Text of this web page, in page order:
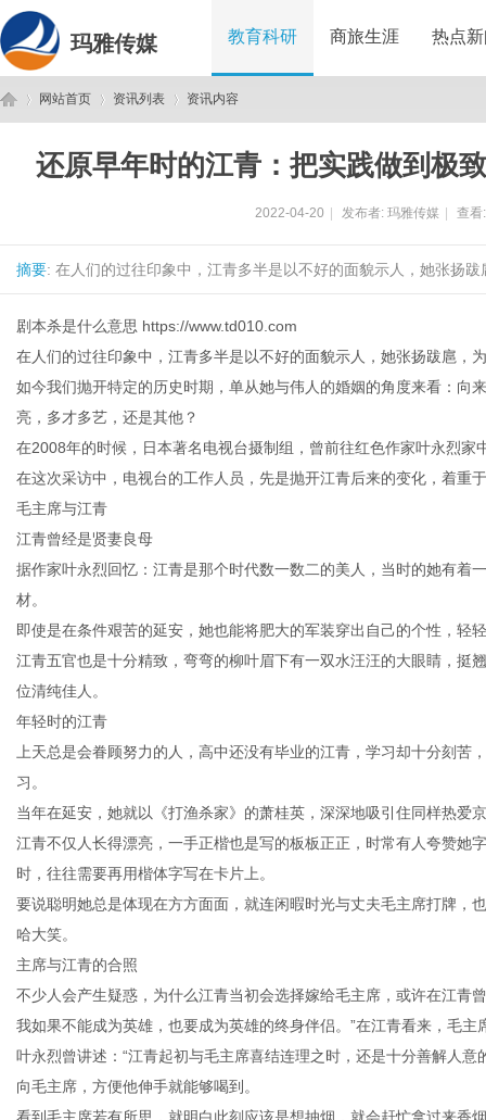
玛雅传媒 教育科研 商旅生涯 热点
网站首页 资讯列表 资讯内容
还原早年时的江青：把实践做到极
2022-04-20 发布者: 玛雅传媒 查
摘要: 在人们的过往印象中，江青多半是以不好的面貌示人，她张扬
剧本杀是什么意思 https://www.td010.com
在人们的过往印象中，江青多半是以不好的面貌示人，她张扬跋扈，
如今我们抛开特定的历史时期，单从她与伟人的婚姻的角度来看：向
亮，多才多艺，还是其他？
在2008年的时候，日本著名电视台摄制组，曾前往红色作家叶永烈
在这次采访中，电视台的工作人员，先是抛开江青后来的变化，着
毛主席与江青
江青曾经是贤妻良母
据作家叶永烈回忆：江青是那个时代数一数二的美人，当时的她有着
材。
即使是在条件艰苦的延安，她也能将肥大的军装穿出自己的个性，轻
江青五官也是十分精致，弯弯的柳叶眉下有一双水汪汪的大眼睛，挺
位清纯佳人。
年轻时的江青
上天总是会眷顾努力的人，高中还没有毕业的江青，学习却十分刻
习。
当年在延安，她就以《打渔杀家》的萧桂英，深深地吸引住同样热爱
江青不仅人长得漂亮，一手正楷也是写的板板正正，时常有人夸赞她
时，往往需要再用楷体字写在卡片上。
要说聪明她总是体现在方方面面，就连闲暇时光与丈夫毛主席打牌，
哈大笑。
主席与江青的合照
不少人会产生疑惑，为什么江青当初会选择嫁给毛主席，或许在江青
我如果不能成为英雄，也要成为英雄的终身伴侣。”在江青看来，毛主
叶永烈曾讲述：“江青起初与毛主席喜结连理之时，还是十分善解人
向毛主席，方便他伸手就能够喝到。